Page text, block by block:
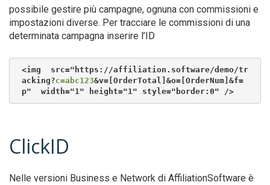
possibile gestire più campagne, ognuna con commissioni e
impostazioni diverse. Per tracciare le commissioni di una
determinata campagna inserire l’ID
<img  src="https://affiliation.software/demo/tr
acking?c=abc123&v=[OrderTotal]&o=[OrderNum]&f=
p"  width="1" height="1" style="border:0" />
ClickID
Nelle versioni Business e Network di AffiliationSoftware è